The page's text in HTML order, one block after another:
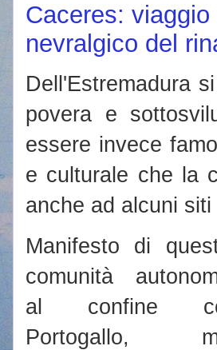
Caceres:
nevralgico del
Dell'Estremadura
povera e
essere invece
e culturale che la
anche ad alcuni
Manifesto di
comunità
al confine
Portogallo,